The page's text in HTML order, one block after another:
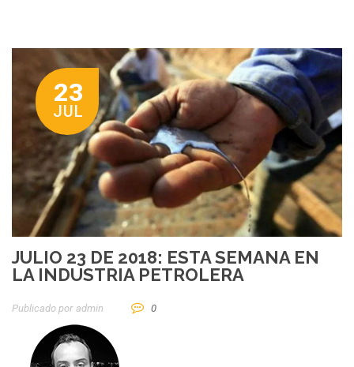
23
JUL
JULIO 23 DE 2018: ESTA SEMANA EN
LA INDUSTRIA PETROLERA
Publicado por Admin 0